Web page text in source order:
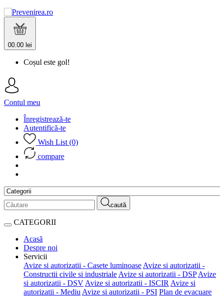
00.00 lei
Coșul este gol!
Contul meu
Înregistrează-te
Autentifică-te
Wish List (0)
compare
caută
CATEGORII
Acasă
Despre noi
Servicii
Avize si autorizatii - Casete luminoase Avize si autorizatii -
Constructii civile si industriale Avize si autorizatii - DSP Avize
si autorizatii - DSV Avize si autorizatii - ISCIR Avize si
autorizatii - Mediu Avize si autorizatii - PSI Plan de evacuare